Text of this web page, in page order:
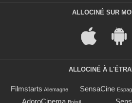
ALLOCINÉ SUR
ALLOCINÉ À
Filmstarts Allemagne SensaCine